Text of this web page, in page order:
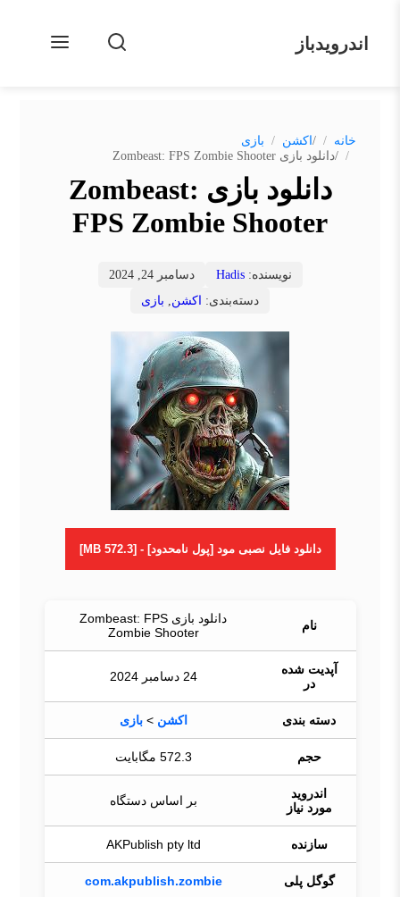
اندرویدباز
خانه / اکشن
بازی
/دانلود بازی Zombeast: FPS Zombie Shooter
دانلود بازی Zombeast:
FPS Zombie Shooter
نویسنده:Hadis
دسامبر 24, 2024
دسته‌بندی: اکشن, بازی
دانلود فایل نصبی مود [پول نامحدود] - [572.3 MB]
نام
دانلود بازی Zombeast: FPS
Zombie Shooter
آپدیت شده
در
24 دسامبر 2024
دسته بندی اکشن >بازی
حجم 572.3 مگابایت
اندروید
مورد نیاز
بر اساس دستگاه
سازنده AKPublish pty ltd
گوگل پلی com.akpublish.zombie